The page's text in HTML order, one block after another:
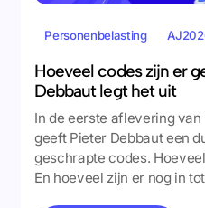
Personenbelasting
Hoeveel codes zijn er
Debbaut legt het uit
In de eerste aflevering van
geeft Pieter Debbaut een
geschrapte codes.
En hoeveel zijn er nog in